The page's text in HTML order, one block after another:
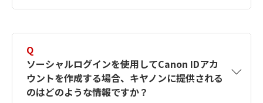
す。詳しい作成方法は【カメラ】Canon IDとは
何ですか？Canon IDの作成方法は？をご確認く
ださい。
Q
ソーシャルログインを使用してCanon IDアカ
ウントを作成する場合、キヤノンに提供される
のはどのような情報ですか？